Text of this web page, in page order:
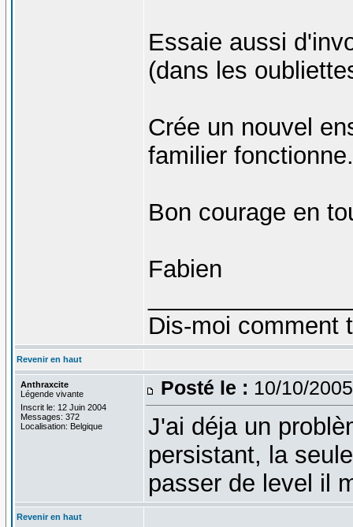
Essaie aussi
(dans les
Crée un nouvel
familier
Bon courage en
Fabien
Dis-moi comment
Revenir en haut
Anthraxcite
Légende vivante
Inscrit le: 12 Juin 2004
Messages: 372
Localisation: Belgique
Posté le : 10/10/
J'ai déja un
persistant, la
passer de level il
Revenir en haut